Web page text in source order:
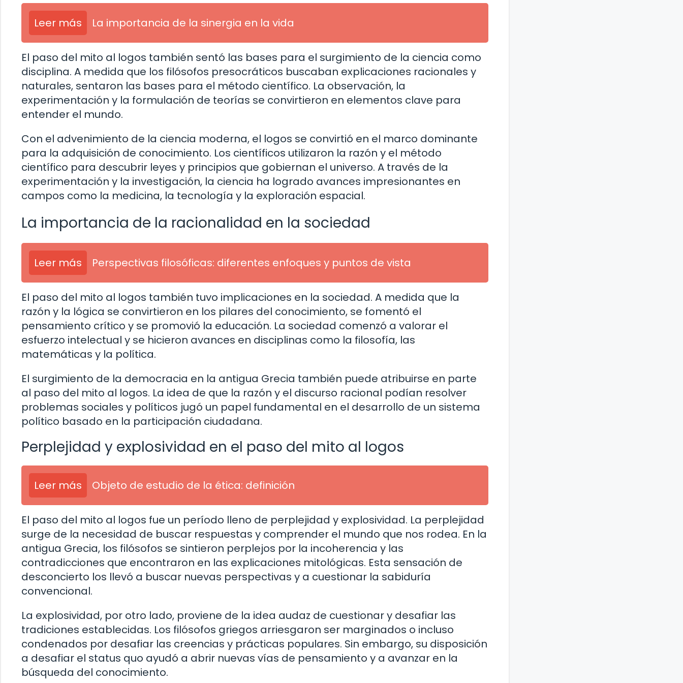
Leer más La importancia de la sinergia en la vida
El paso del mito al logos también sentó las bases para el surgimiento de la ciencia como
disciplina. A medida que los filósofos presocráticos buscaban explicaciones racionales y
naturales, sentaron las bases para el método científico. La observación, la
experimentación y la formulación de teorías se convirtieron en elementos clave para
entender el mundo.
Con el advenimiento de la ciencia moderna, el logos se convirtió en el marco dominante
para la adquisición de conocimiento. Los científicos utilizaron la razón y el método
científico para descubrir leyes y principios que gobiernan el universo. A través de la
experimentación y la investigación, la ciencia ha logrado avances impresionantes en
campos como la medicina, la tecnología y la exploración espacial.
La importancia de la racionalidad en la sociedad
Leer más Perspectivas filosóficas: diferentes enfoques y puntos de vista
El paso del mito al logos también tuvo implicaciones en la sociedad. A medida que la
razón y la lógica se convirtieron en los pilares del conocimiento, se fomentó el
pensamiento crítico y se promovió la educación. La sociedad comenzó a valorar el
esfuerzo intelectual y se hicieron avances en disciplinas como la filosofía, las
matemáticas y la política.
El surgimiento de la democracia en la antigua Grecia también puede atribuirse en parte
al paso del mito al logos. La idea de que la razón y el discurso racional podían resolver
problemas sociales y políticos jugó un papel fundamental en el desarrollo de un sistema
político basado en la participación ciudadana.
Perplejidad y explosividad en el paso del mito al logos
Leer más Objeto de estudio de la ética: definición
El paso del mito al logos fue un período lleno de perplejidad y explosividad. La perplejidad
surge de la necesidad de buscar respuestas y comprender el mundo que nos rodea. En la
antigua Grecia, los filósofos se sintieron perplejos por la incoherencia y las
contradicciones que encontraron en las explicaciones mitológicas. Esta sensación de
desconcierto los llevó a buscar nuevas perspectivas y a cuestionar la sabiduría
convencional.
La explosividad, por otro lado, proviene de la idea audaz de cuestionar y desafiar las
tradiciones establecidas. Los filósofos griegos arriesgaron ser marginados o incluso
condenados por desafiar las creencias y prácticas populares. Sin embargo, su disposición
a desafiar el status quo ayudó a abrir nuevas vías de pensamiento y a avanzar en la
búsqueda del conocimiento.